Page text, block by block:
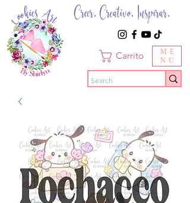
Creer. Creativo. Inspirar.
Carrito
ME
NU